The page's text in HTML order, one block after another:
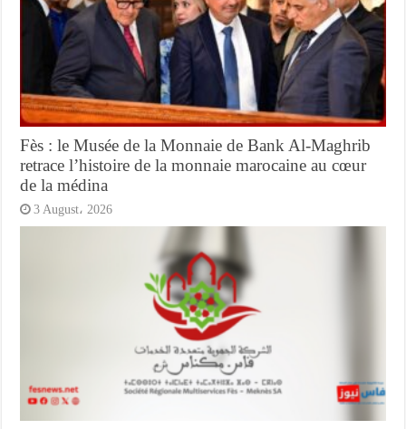
Fès : le Musée de la Monnaie de Bank Al-Maghrib
retrace l’histoire de la monnaie marocaine au cœur
de la médina
3 August، 2026